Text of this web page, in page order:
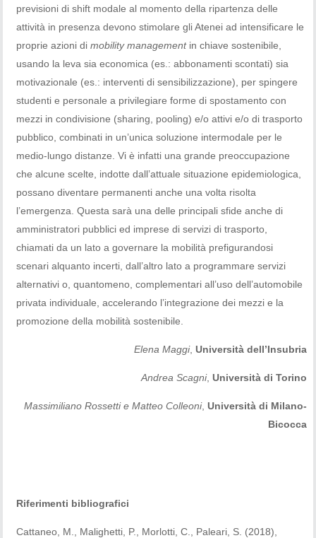
previsioni di shift modale al momento della ripartenza delle
attività in presenza devono stimolare gli Atenei ad intensificare le
proprie azioni dimobility managementin chiave sostenibile,
usando la leva sia economica (es.: abbonamenti scontati) sia
motivazionale (es.: interventi di sensibilizzazione), per spingere
studenti e personale a privilegiare forme di spostamento con
mezzi in condivisione (sharing, pooling) e/o attivi e/o di trasporto
pubblico, combinati in un’unica soluzione intermodale per le
medio-lungo distanze. Vi è infatti una grande preoccupazione
che alcune scelte, indotte dall’attuale situazione epidemiologica,
possano diventare permanenti anche una volta risolta
l’emergenza. Questa sarà una delle principali sfide anche di
amministratori pubblici ed imprese di servizi di trasporto,
chiamati da un lato a governare la mobilità prefigurandosi
scenari alquanto incerti, dall’altro lato a programmare servizi
alternativi o, quantomeno, complementari all’uso dell’automobile
privata individuale, accelerando l’integrazione dei mezzi e la
promozione della mobilità sostenibile.
Elena Maggi, Università dell’Insubria
Andrea Scagni, Università di Torino
Massimiliano Rossetti e Matteo Colleoni, Università di Milano-
Bicocca
Riferimenti bibliografici
Cattaneo, M., Malighetti, P., Morlotti, C., Paleari, S. (2018),